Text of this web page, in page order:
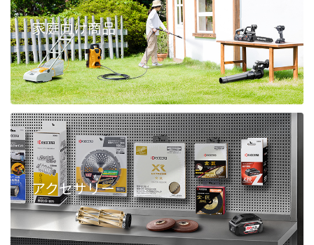
家庭向け商品
アクセサリー